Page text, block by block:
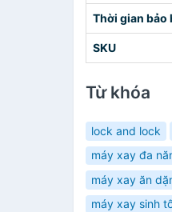
Thời gian bảo
SKU
Từ khóa
lock and lock
máy xay đa
máy xay ăn
máy xay sinh